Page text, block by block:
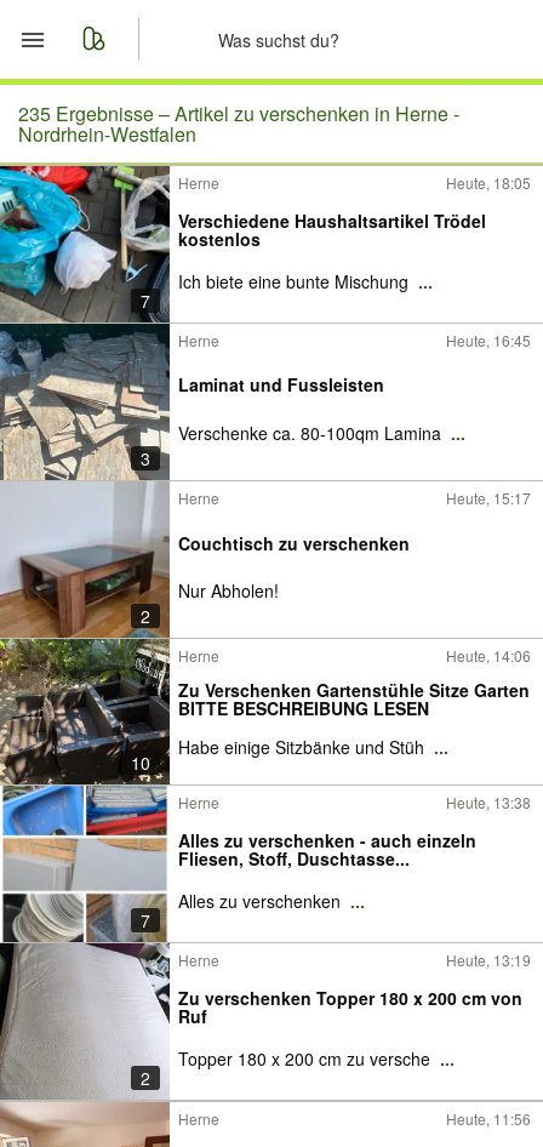
Start
Merkliste
Nachrichten
Anzeige aufgeben
235 Ergebnisse –Artikel zu verschenken in Herne -
Nordrhein-Westfalen
7
Herne Heute, 18:05
Verschiedene Haushaltsartikel Trödel
kostenlos
Ich biete eine bunte Mischung ...
3
Herne Heute, 16:45
Laminat und Fussleisten
Verschenke ca. 80-100qm Lamina ...
2
Herne Heute, 15:17
Couchtisch zu verschenken
Nur Abholen!
10
Herne Heute, 14:06
Zu Verschenken Gartenstühle Sitze Garten
BITTE BESCHREIBUNG LESEN
Habe einige Sitzbänke und Stüh ...
7
Herne Heute, 13:38
Alles zu verschenken - auch einzeln
Fliesen, Stoff, Duschtasse...
Alles zu verschenken ...
2
Herne Heute, 13:19
Zu verschenken Topper 180 x 200 cm von
Ruf
Topper 180 x 200 cm zu versche ...
Herne Heute, 11:56